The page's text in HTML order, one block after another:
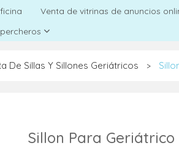
Venta de vitrinas de anuncios
De Sillas Y Sillones Geriátricos >
Sillon Para Geriátrico